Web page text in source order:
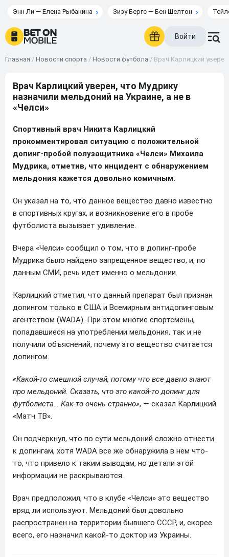
Энн Ли — Елена Рыбакина Зизу Бергс — Бен Шелтон
Войти
Главная / Новости спорта / Новости футбола / Врач Карлицкий
Врач Карлицкий уверен, что Мудрику
назначили мельдоний на Украине, а не в
«Челси»
Спортивный врач Никита Карлицкий
прокомментировал ситуацию с положительной
допинг-пробой полузащитника «Челси» Михаила
Мудрика, отметив, что инцидент с обнаружением
мельдония кажется довольно комичным.
Он указал на то, что данное вещество давно известно
в спортивных кругах, и возникновение его в пробе
футболиста вызывает удивление.
Вчера «Челси» сообщил о том, что в допинг-пробе
Мудрика было найдено запрещенное вещество, и, по
данным СМИ, речь идет именно о мельдонии.
Карлицкий отметил, что данный препарат был признан
допингом только в США и Всемирным антидопинговым
агентством (WADA). При этом многие спортсмены,
попадавшиеся на употреблении мельдония, так и не
получили объяснений, почему это вещество считается
допингом.
«Какой‑то смешной случай, потому что все давно знают
про мельдоний. Сказать, что это какой‑то допинг для
футболиста… Как‑то очень странно», — сказал Карлицкий
«Матч ТВ».
Он подчеркнул, что по сути мельдоний сложно отнести
к допингам, хотя WADA все же обнаружила в нем что-
то, что привело к таким выводам, но детали этой
информации не раскрываются.
Врач предположил, что в клубе «Челси» это вещество
вряд ли используют. Мельдоний был довольно
распространен на территории бывшего СССР, и, скорее
всего, его назначил какой-то доктор из Украины.